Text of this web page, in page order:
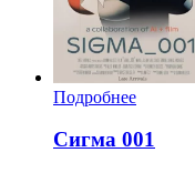
Подробнее
Сигма 001